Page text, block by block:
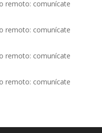
remoto: comunícate
remoto: comunícate
remoto: comunícate
remoto: comunícate